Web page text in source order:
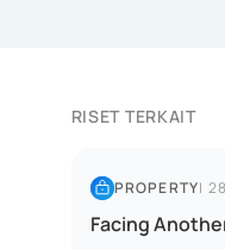
RISET TERKAIT
PROPERTY|
Facing